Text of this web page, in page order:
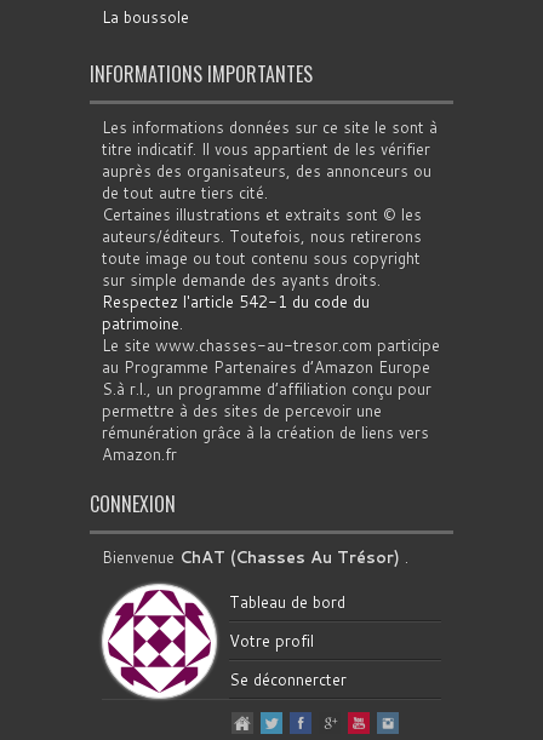
La boussole
INFORMATIONS IMPORTANTES
Les informations données sur ce site le sont à
titre indicatif. Il vous appartient de les vérifier
auprès des organisateurs, des annonceurs ou
de tout autre tiers cité.
Certaines illustrations et extraits sont © les
auteurs/éditeurs. Toutefois, nous retirerons
toute image ou tout contenu sous copyright
sur simple demande des ayants droits.
Respectez l'article 542-1 du code du
patrimoine.
Le site www.chasses-au-tresor.com participe
au Programme Partenaires d’Amazon Europe
S.à r.l., un programme d’affiliation conçu pour
permettre à des sites de percevoir une
rémunération grâce à la création de liens vers
Amazon.fr
CONNEXION
Bienvenue ChAT (Chasses Au Trésor) .
Tableau de bord
Votre profil
Se déconnercter